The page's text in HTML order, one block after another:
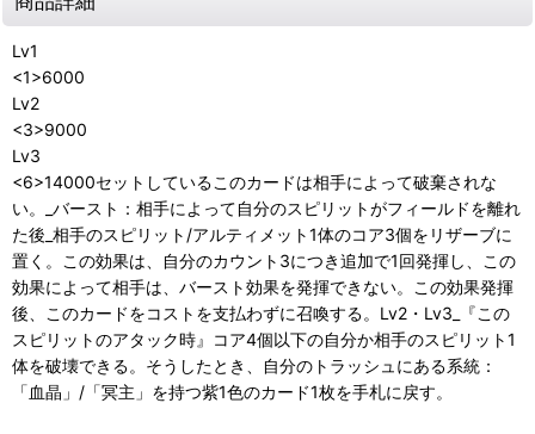
Lv1
<1>6000
Lv2
<3>9000
Lv3
<6>14000セットしているこのカードは相手によって破棄されな
い。_バースト：相手によって自分のスピリットがフィールドを離れ
た後_相手のスピリット/アルティメット1体のコア3個をリザーブに
置く。この効果は、自分のカウント3につき追加で1回発揮し、この
効果によって相手は、バースト効果を発揮できない。この効果発揮
後、このカードをコストを支払わずに召喚する。Lv2・Lv3_『この
スピリットのアタック時』コア4個以下の自分か相手のスピリット1
体を破壊できる。そうしたとき、自分のトラッシュにある系統：
「血晶」/「冥主」を持つ紫1色のカード1枚を手札に戻す。